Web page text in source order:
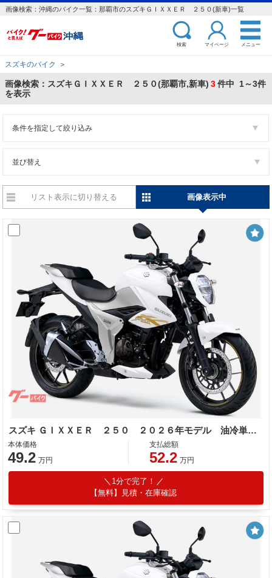
画像検索：沖縄のバイク一覧：那覇市のスズキＧＩＸＸＥＲ ２５０(新車)一覧
検索 マイページ メニュー
スズキのバイク ＞
画像検索：スズキＧＩＸＸＥＲ ２５０(那覇市,新車) 3件中 1～3件
を表示
条件を指定して絞り込み
並び替え
リスト表示に切り替える 画像表示中
スズキ ＧＩＸＸＥＲ ２５０ ２０２６年モデル 油冷単気筒エンジン
本体価格
49.2 万円
支払総額
52.2 万円
1分で完了！
【無料】見積・在庫確認